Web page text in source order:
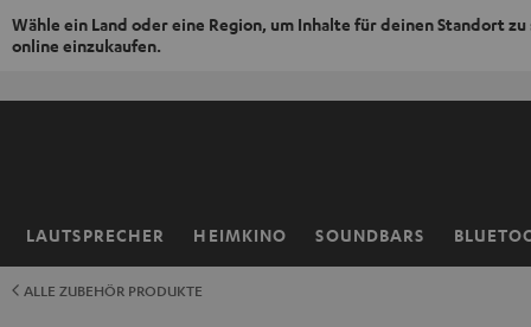
Wähle ein Land oder eine Region, um Inhalte für deinen Standort zu
online einzukaufen.
LAUTSPRECHER HEIMKINO SOUNDBARS
Startseite
ALLE ZUBEHÖR PRODUKTE